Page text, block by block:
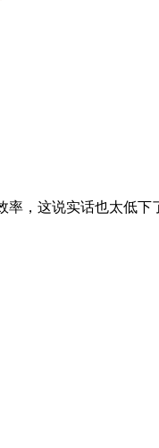
率，这说实话也太低下